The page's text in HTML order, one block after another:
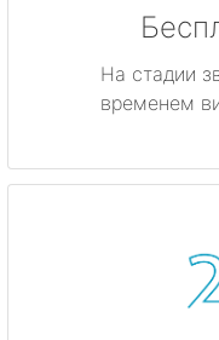
метро Владыкино
метро Динамо
метро Красные
На стадии
временем